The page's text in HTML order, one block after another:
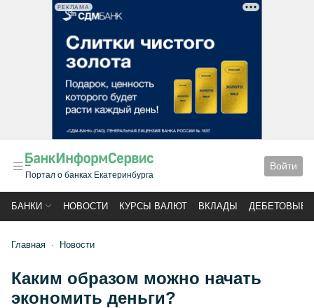
РЕКЛАМА
Портал о банках Екатеринбурга
Войти
БАНКИ НОВОСТИ КУРСЫ ВАЛЮТ ВКЛАДЫ ДЕБЕТОВЫЕ
Главная Новости
Каким образом можно начать
экономить деньги?